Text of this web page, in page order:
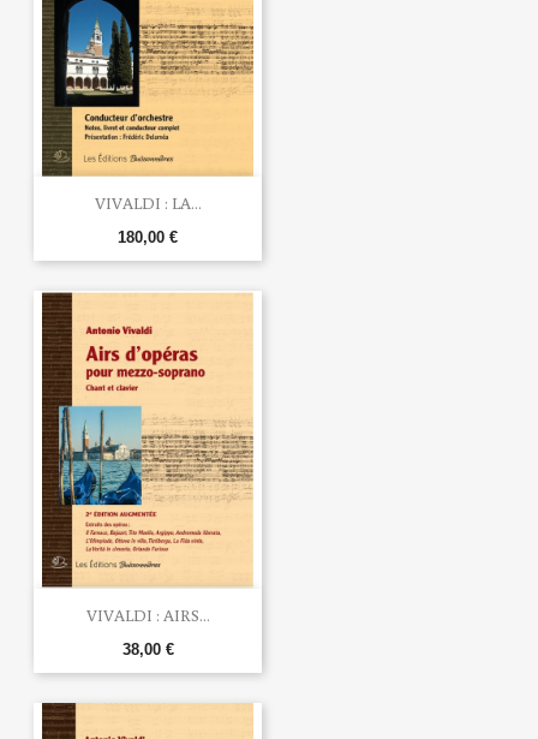
VIVALDI : LA...
180,00 €
VIVALDI : AIRS...
38,00 €